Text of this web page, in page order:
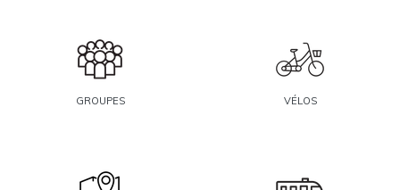
GROUPES VÉLOS